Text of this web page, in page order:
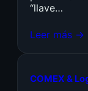
“llave…
Leer más →
COMEX &